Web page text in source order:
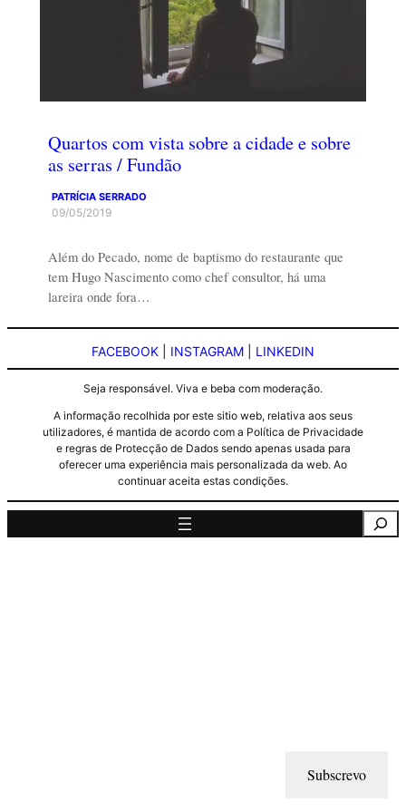
Quartos com vista sobre a cidade e sobre
as serras / Fundão
PATRÍCIA SERRADO
09/05/2019
Além do Pecado, nome de baptismo do restaurante que
tem Hugo Nascimento como chef consultor, há uma
lareira onde fora…
FACEBOOK INSTAGRAM LINKEDIN
Seja responsável. Viva e beba com moderação.
A informação recolhida por este sitio web, relativa aos seus
utilizadores, é mantida de acordo com a Política de Privacidade
e regras de Protecção de Dados sendo apenas usada para
oferecer uma experiência mais personalizada da web. Ao
continuar aceita estas condições.
Subscrevo